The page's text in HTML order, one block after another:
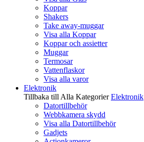
Koppar
Shakers
Take away-muggar
Visa alla Koppar
Koppar och assietter
Muggar
Termosar
Vattenflaskor
Visa alla varor
Elektronik
Tillbaka till Alla Kategorier Elektronik
Datortillbehör
Webbkamera skydd
Visa alla Datortillbehör
Gadjets